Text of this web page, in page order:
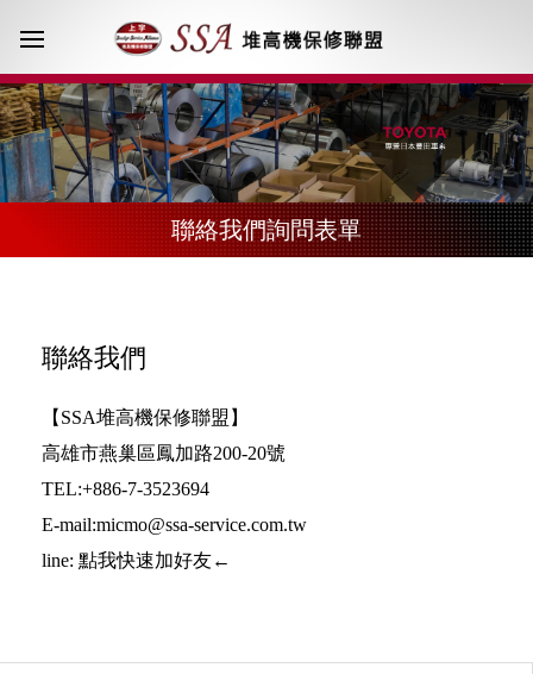
聯絡我們詢問表單
聯絡我們
【SSA堆高機保修聯盟】
高雄市燕巢區鳳加路200-20號
TEL:+886-7-3523694
E-mail:micmo@ssa-service.com.tw
line: 點我快速加好友←